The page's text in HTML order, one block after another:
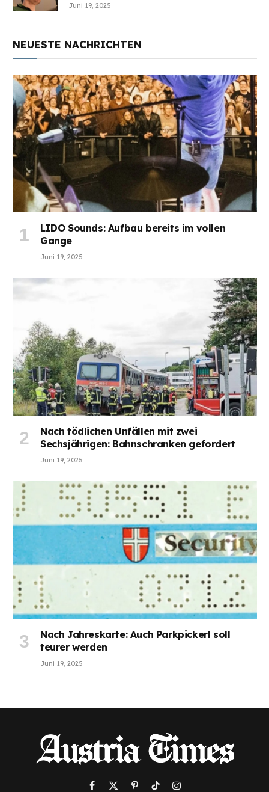
Juni 19, 2025
NEUESTE NACHRICHTEN
LIDO Sounds: Aufbau bereits im vollen
Gange
Juni 19, 2025
Nach tödlichen Unfällen mit zwei
Sechsjährigen: Bahnschranken gefordert
Juni 19, 2025
Nach Jahreskarte: Auch Parkpickerl soll
teurer werden
Juni 19, 2025